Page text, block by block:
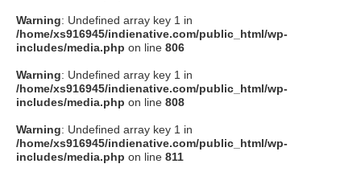
ション
ト
クト
SOCIAL
Warning: Undefined array key 1 in
/home/xs916945/indienative.com/public_html/wp-
includes/media.php on line 806
Warning: Undefined array key 1 in
/home/xs916945/indienative.com/public_html/wp-
includes/media.php on line 808
Warning: Undefined array key 1 in
/home/xs916945/indienative.com/public_html/wp-
includes/media.php on line 811